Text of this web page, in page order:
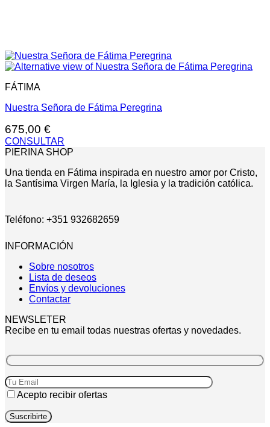
FÁTIMA
Nuestra Señora de Fátima Peregrina
675,00 €
CONSULTAR
PIERINA SHOP
Una tienda en Fátima inspirada en nuestro amor por Cristo,
la Santísima Virgen María, la Iglesia y la tradición católica.
Teléfono: +351 932682659
INFORMACIÓN
Sobre nosotros
Lista de deseos
Envíos y devoluciones
Contactar
NEWSLETER
Recibe en tu email todas nuestras ofertas y novedades.
Acepto recibir ofertas